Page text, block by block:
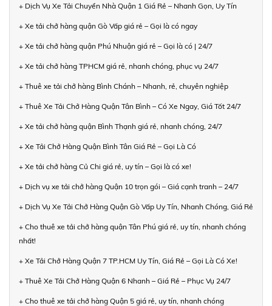
+ Dịch Vụ Xe Tải Chuyển Nhà Quận 1 Giá Rẻ – Nhanh Gọn, Uy Tín
+ Xe tải chở hàng quận Gò Vấp giá rẻ – Gọi là có ngay
+ Xe tải chở hàng quận Phú Nhuận giá rẻ – Gọi là có | 24/7
+ Xe tải chở hàng TPHCM giá rẻ, nhanh chóng, phục vụ 24/7
+ Thuê xe tải chở hàng Bình Chánh – Nhanh, rẻ, chuyên nghiệp
+ Thuê Xe Tải Chở Hàng Quận Tân Bình – Có Xe Ngay, Giá Tốt 24/7
+ Xe tải chở hàng quận Bình Thạnh giá rẻ, nhanh chóng, 24/7
+ Xe Tải Chở Hàng Quận Bình Tân Giá Rẻ – Gọi Là Có
+ Xe tải chở hàng Củ Chi giá rẻ, uy tín – Gọi là có xe!
+ Dịch vụ xe tải chở hàng Quận 10 trọn gói – Giá cạnh tranh – 24/7
+ Dịch Vụ Xe Tải Chở Hàng Quận Gò Vấp Uy Tín, Nhanh Chóng, Giá Rẻ
+ Cho thuê xe tải chở hàng quận Tân Phú giá rẻ, uy tín, nhanh chóng
nhất!
+ Xe Tải Chở Hàng Quận 7 TP.HCM Uy Tín, Giá Rẻ – Gọi Là Có Xe!
+ Thuê Xe Tải Chở Hàng Quận 6 Nhanh – Giá Rẻ – Phục Vụ 24/7
+ Cho thuê xe tải chở hàng Quận 5 giá rẻ, uy tín, nhanh chóng